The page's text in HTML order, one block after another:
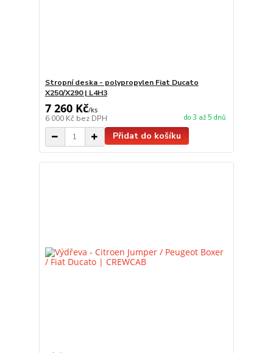
Stropní deska - polypropylen Fiat Ducato
X250/X290 | L4H3
7 260 Kč/ks
6 000 Kč bez DPH do 3 až 5 dnů
Přidat do košíku